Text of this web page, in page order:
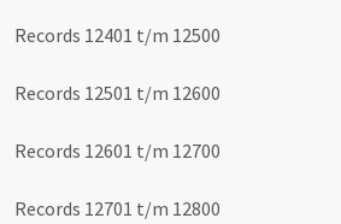
Records 12401 t/m 12500
Records 12501 t/m 12600
Records 12601 t/m 12700
Records 12701 t/m 12800